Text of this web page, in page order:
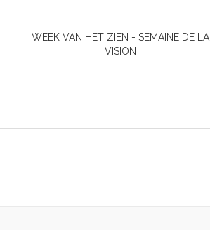
WEEK VAN HET ZIEN - SEMAINE DE LA
VISION